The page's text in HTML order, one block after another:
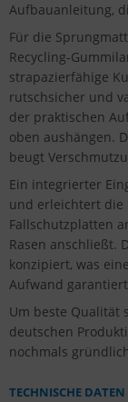
Aufbauanleitung,
Für die
Recycling-
strapazierfähige
rutschsicher und
der praktischen
oben aushängen.
beugt
Ein integrierter
und erleichtert die
Fallschutzplatten
Rasen anschließt.
konzipiert, was
Aufwand
Um beste Qualität
deutschen
nochmals
TECHNISCHE DATEN